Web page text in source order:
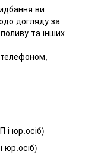
ви
догляду за
та інших
юр.осіб)
юр.осіб)